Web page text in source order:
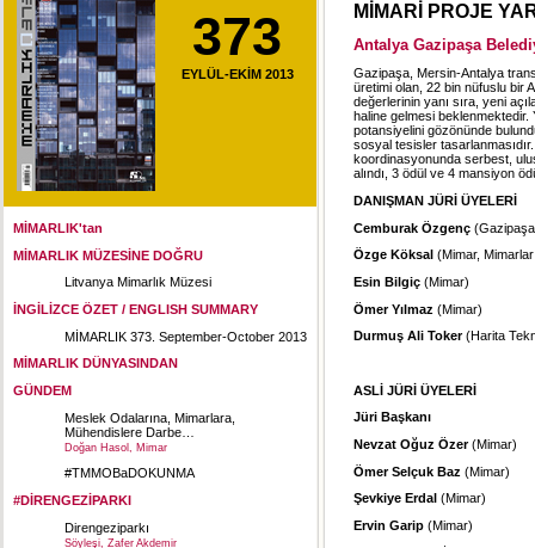
373
EYLÜL-EKİM 2013
MİMARLIK'tan
MİMARLIK MÜZESİNE DOĞRU
Litvanya Mimarlık Müzesi
İNGİLİZCE ÖZET / ENGLISH SUMMARY
MİMARLIK 373. September-October 2013
MİMARLIK DÜNYASINDAN
GÜNDEM
Meslek Odalarına, Mimarlara,
Mühendislere Darbe…
Doğan Hasol, Mimar
#TMMOBaDOKUNMA
#DİRENGEZİPARKI
Direngeziparkı
Söyleşi, Zafer Akdemir
MİMARİ PROJE
Antalya Gazipaşa
Gazipaşa, Mersin-Antalya
üretimi olan, 22 bin nüfuslu bir
değerlerinin yanı sıra, yeni
haline gelmesi beklenmektedir.
potansiyelini gözönünde
sosyal tesisler
koordinasyonunda serbest,
alındı, 3 ödül ve 4 mansiyon
DANIŞMAN JÜRİ ÜYELERİ
Cemburak Özgenç
Özge Köksal (Mimar,
Esin Bilgiç (Mimar)
Ömer Yılmaz (Mimar)
Durmuş Ali Toker(Harita
ASLİ JÜRİ ÜYELERİ
Jüri Başkanı
Nevzat Oğuz Özer(Mimar)
Ömer Selçuk Baz (Mimar)
Şevkiye Erdal (Mimar)
Ervin Garip (Mimar)